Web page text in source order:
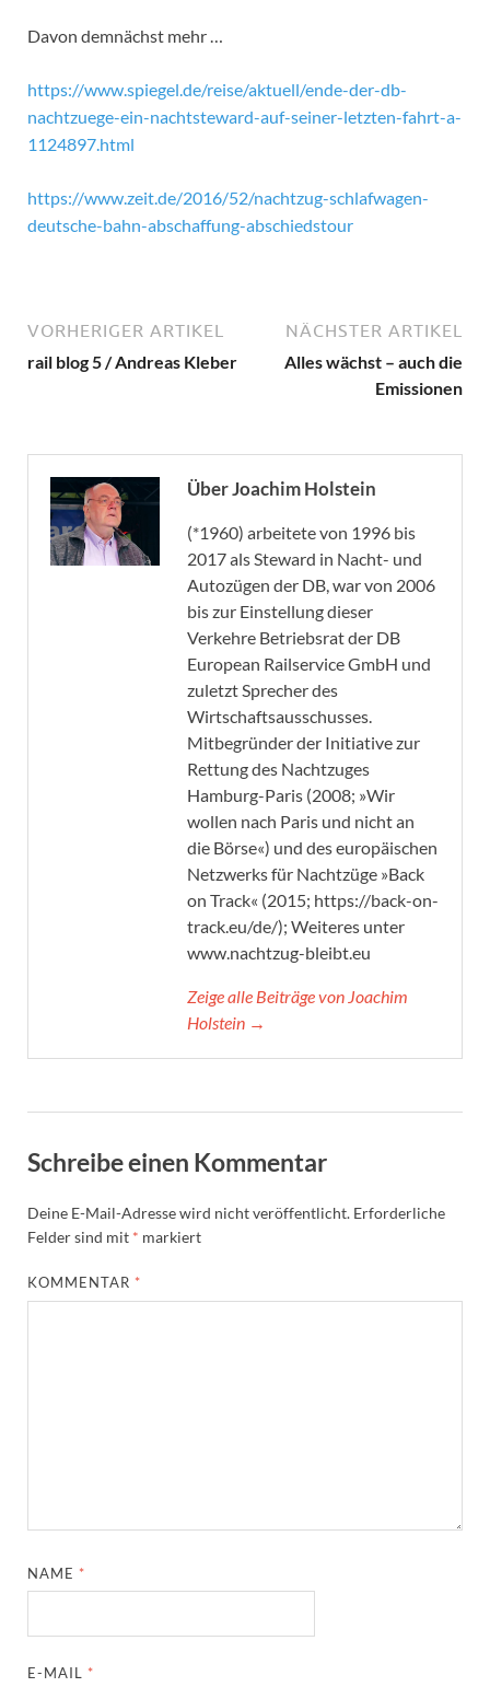
Davon demnächst mehr …
https://www.spiegel.de/reise/aktuell/ende-der-db-
nachtzuege-ein-nachtsteward-auf-seiner-letzten-fahrt-a-
1124897.html
https://www.zeit.de/2016/52/nachtzug-schlafwagen-
deutsche-bahn-abschaffung-abschiedstour
VORHERIGER ARTIKEL
rail blog 5 / Andreas Kleber
NÄCHSTER ARTIKEL
Alles wächst – auch die
Emissionen
Über Joachim Holstein
(*1960) arbeitete von 1996 bis
2017 als Steward in Nacht- und
Autozügen der DB, war von 2006
bis zur Einstellung dieser
Verkehre Betriebsrat der DB
European Railservice GmbH und
zuletzt Sprecher des
Wirtschaftsausschusses.
Mitbegründer der Initiative zur
Rettung des Nachtzuges
Hamburg-Paris (2008; »Wir
wollen nach Paris und nicht an
die Börse«) und des europäischen
Netzwerks für Nachtzüge »Back
on Track« (2015; https://back-on-
track.eu/de/); Weiteres unter
www.nachtzug-bleibt.eu
Zeige alle Beiträge von Joachim
Holstein →
Schreibe einen Kommentar
Deine E-Mail-Adresse wird nicht veröffentlicht. Erforderliche
Felder sind mit * markiert
KOMMENTAR *
NAME *
E-MAIL *